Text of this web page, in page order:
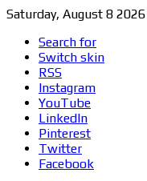
Saturday, August 8 2026
Search for
Switch skin
RSS
Instagram
YouTube
LinkedIn
Pinterest
Twitter
Facebook